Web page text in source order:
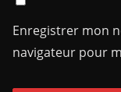
Enregistrer mon
navigateur pour